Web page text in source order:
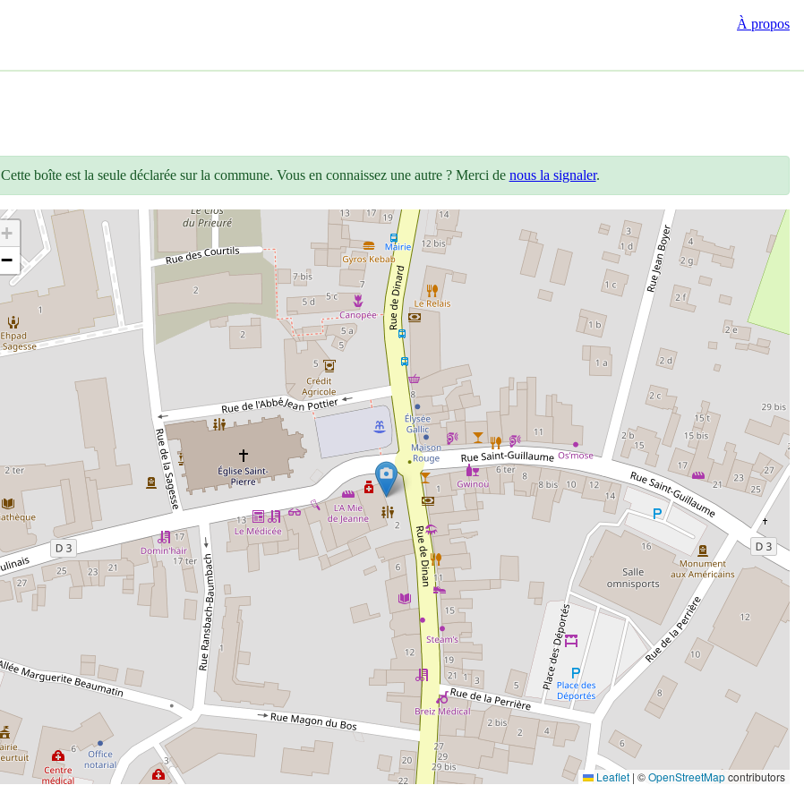
À propos
Cette boîte est la seule déclarée sur la commune. Vous en connaissez une autre ? Merci de nous la signaler.
+
−
Leaflet | ©OpenStreetMapcontributors